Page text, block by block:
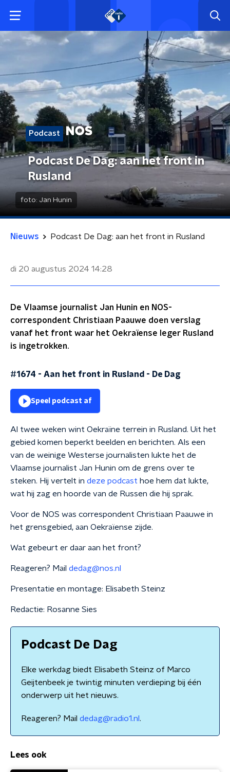
Podcast
Podcast De Dag: aan het front in
Rusland
foto: Jan Hunin
Nieuws Podcast De Dag: aan het front in Rusland
di 20 augustus 2024 14:28
De Vlaamse journalist Jan Hunin en NOS-
correspondent Christiaan Paauwe doen verslag
vanaf het front waar het Oekraïense leger Rusland
is ingetrokken.
#1674 - Aan het front in Rusland - De Dag
Speel podcast af
Al twee weken wint Oekraïne terrein in Rusland. Uit het
gebied komen beperkt beelden en berichten. Als een
van de weinige Westerse journalisten lukte het de
Vlaamse journalist Jan Hunin om de grens over te
steken. Hij vertelt in deze podcast hoe hem dat lukte,
wat hij zag en hoorde van de Russen die hij sprak.
Voor de NOS was correspondent Christiaan Paauwe in
het grensgebied, aan Oekraïense zijde.
Wat gebeurt er daar aan het front?
Reageren? Mail dedag@nos.nl
Presentatie en montage: Elisabeth Steinz
Redactie: Rosanne Sies
Podcast De Dag
Elke werkdag biedt Elisabeth Steinz of Marco
Geijtenbeek je twintig minuten verdieping bij één
onderwerp uit het nieuws.
Reageren? Mail dedag@radio1.nl .
Lees ook